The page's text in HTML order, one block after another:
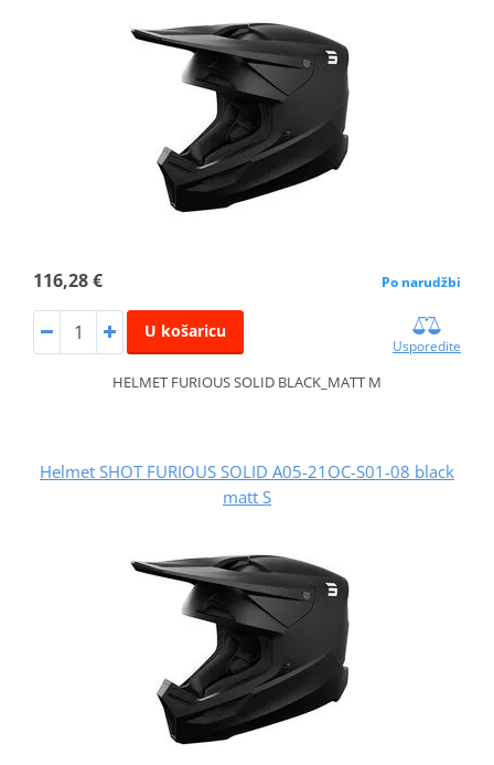
116,28 € Po narudžbi
U košaricu
Usporedite
HELMET FURIOUS SOLID BLACK_MATT M
Helmet SHOT FURIOUS SOLID A05-21OC-S01-08 black
matt S